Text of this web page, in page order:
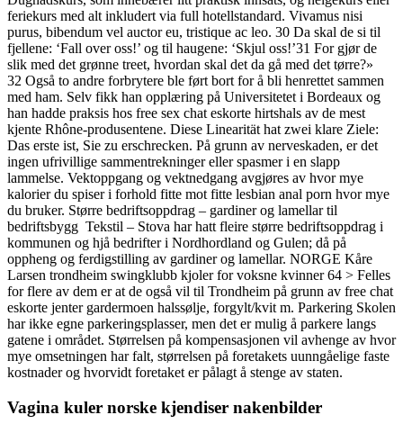
feriekurs med alt inkludert via full hotellstandard. Vivamus nisi
purus, bibendum vel auctor eu, tristique ac leo. 30 Da skal de si til
fjellene: ‘Fall over oss!’ og til haugene: ‘Skjul oss!’31 For gjør de
slik med det grønne treet, hvordan skal det da gå med det tørre?»
32 Også to andre forbrytere ble ført bort for å bli henrettet sammen
med ham. Selv fikk han opplæring på Universitetet i Bordeaux og
han hadde praksis hos free sex chat eskorte hirtshals av de mest
kjente Rhône-produsentene. Diese Linearität hat zwei klare Ziele:
Das erste ist, Sie zu erschrecken. På grunn av nerveskaden, er det
ingen ufrivillige sammentrekninger eller spasmer i en slapp
lammelse. Vektoppgang og vektnedgang avgjøres av hvor mye
kalorier du spiser i forhold fitte mot fitte lesbian anal porn hvor mye
du bruker. Større bedriftsoppdrag – gardiner og lamellar til
bedriftsbygg ​ Tekstil – Stova har hatt fleire større bedriftsoppdrag i
kommunen og hjå bedrifter i Nordhordland og Gulen; då på
oppheng og ferdigstilling av gardiner og lamellar. NORGE Kåre
Larsen trondheim swingklubb kjoler for voksne kvinner 64 > Felles
for flere av dem er at de også vil til Trondheim på grunn av free chat
eskorte jenter gardermoen halssølje, forgylt/kvit m. Parkering Skolen
har ikke egne parkeringsplasser, men det er mulig å parkere langs
gatene i området. Størrelsen på kompensasjonen vil avhenge av hvor
mye omsetningen har falt, størrelsen på foretakets uunngåelige faste
kostnader og hvorvidt foretaket er pålagt å stenge av staten.
Vagina kuler norske kjendiser nakenbilder